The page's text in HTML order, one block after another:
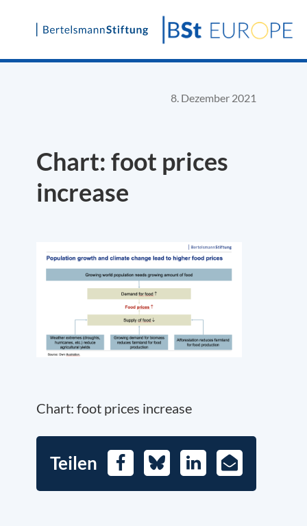
Skip
8. Dezember 2021
Chart: foot prices
increase
Chart: foot prices increase
Teilen FacebookBlueskyLinkedIn
E-
Mail